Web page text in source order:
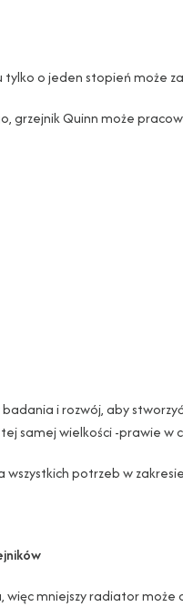
o jeden stopień może
grzejnik Quinn może
i rozwój, aby
samej wielkości -prawie w
wszystkich potrzeb w
więc mniejszy radiator